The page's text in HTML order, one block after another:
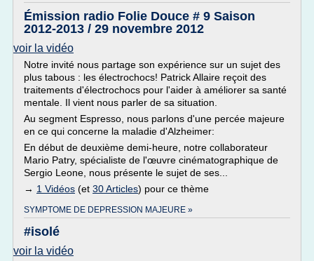
Émission radio Folie Douce # 9 Saison
2012-2013 / 29 novembre 2012
voir la vidéo
Notre invité nous partage son expérience sur un sujet des
plus tabous : les électrochocs! Patrick Allaire reçoit des
traitements d'électrochocs pour l'aider à améliorer sa santé
mentale. Il vient nous parler de sa situation.
Au segment Espresso, nous parlons d'une percée majeure
en ce qui concerne la maladie d'Alzheimer:
En début de deuxième demi-heure, notre collaborateur
Mario Patry, spécialiste de l'œuvre cinématographique de
Sergio Leone, nous présente le sujet de ses...
→ 1 Vidéos (et 30 Articles) pour ce thème
SYMPTOME DE DEPRESSION MAJEURE »
#isolé
voir la vidéo